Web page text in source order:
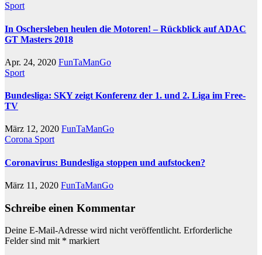
Sport
In Oschersleben heulen die Motoren! – Rückblick auf ADAC
GT Masters 2018
Apr. 24, 2020 FunTaManGo
Sport
Bundesliga: SKY zeigt Konferenz der 1. und 2. Liga im Free-
TV
März 12, 2020 FunTaManGo
Corona Sport
Coronavirus: Bundesliga stoppen und aufstocken?
März 11, 2020 FunTaManGo
Schreibe einen Kommentar
Deine E-Mail-Adresse wird nicht veröffentlicht. Erforderliche
Felder sind mit * markiert